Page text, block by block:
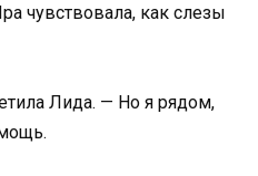
чувствовала, как слезы
Лида. — Но я рядом,